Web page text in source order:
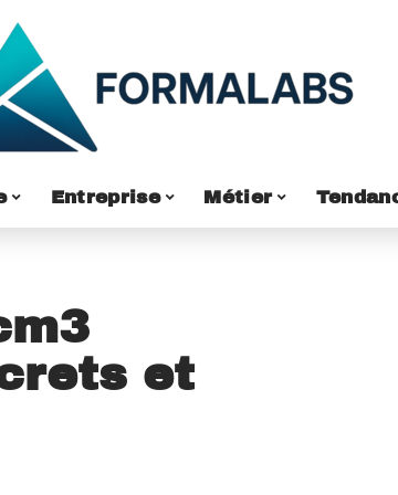
Entreprise Métier
et